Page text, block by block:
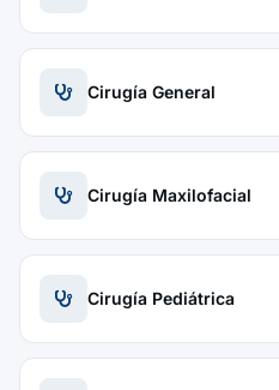
Cirugía General
Cirugía Maxilofacial
Cirugía Pediátrica